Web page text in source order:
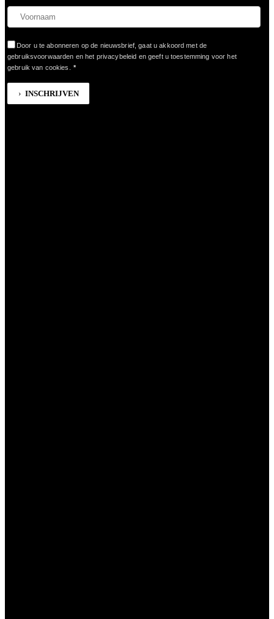
Door u te abonneren op de nieuwsbrief, gaat u akkoord met de
gebruiksvoorwaarden en het privacybeleid en geeft u toestemming voor het
gebruik van cookies.
*
INSCHRIJVEN